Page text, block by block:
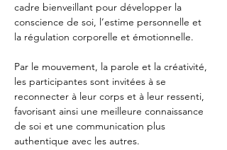
cadre bienveillant pour développer la
conscience de soi, l’estime personnelle et
la régulation corporelle et émotionnelle.
Par le mouvement, la parole et la créativité,
les participantes sont invitées à se
reconnecter à leur corps et à leur ressenti,
favorisant ainsi une meilleure connaissance
de soi et une communication plus
authentique avec les autres.